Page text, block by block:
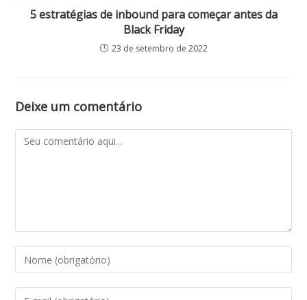
5 estratégias de inbound para começar antes da
Black Friday
23 de setembro de 2022
Deixe um comentário